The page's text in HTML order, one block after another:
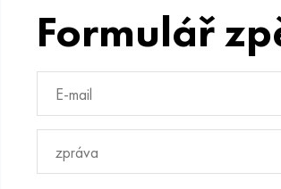
Formulář